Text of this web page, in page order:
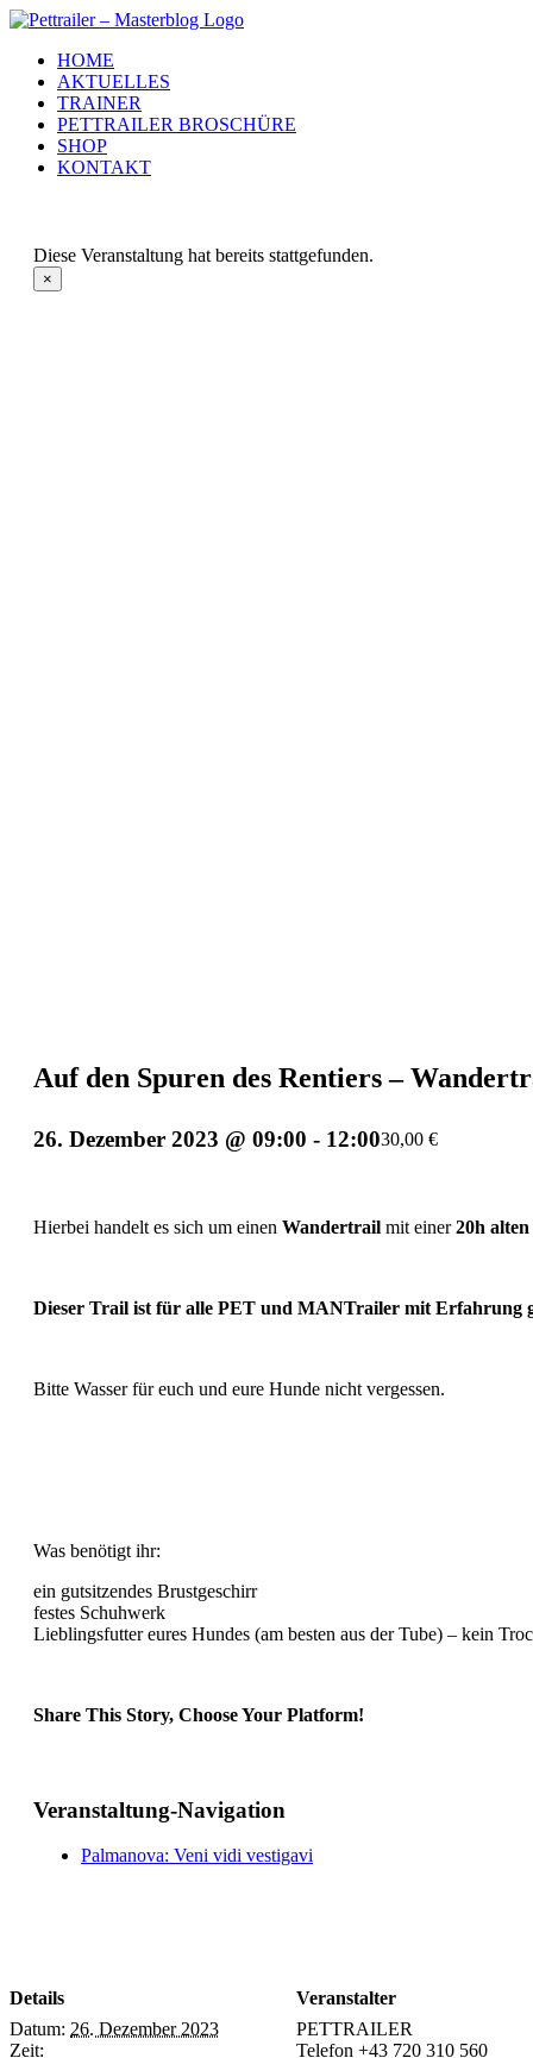
Zum
springenHOME
AKTUELLES
TRAINER
PETTRAILER BROSCHÜRE
SHOP
KONTAKT
Diese Veranstaltung hat bereits stattgefunden.
×
Auf den Spuren des Rentiers –
26. Dezember 2023 @ 09:00 - 12:0030,00 €
Hierbei handelt es sich um einen Wandertrail mit einer20h
Dieser Trail ist für alle PET und MANTrailer mit Erfahrung
Bitte Wasser für euch und eure Hunde nicht vergessen.
Was benötigt ihr:
ein gutsitzendes Brustgeschirr
festes Schuhwerk
Lieblingsfutter eures Hundes (am besten aus der Tube) – kein
Share This Story, Choose Your Platform!
Veranstaltung-Navigation
Palmanova: Veni vidi vestigavi
Details
Datum: 26. Dezember 2023
Zeit:
Veranstalter
PETTRAILER
Telefon +43 720 310 560